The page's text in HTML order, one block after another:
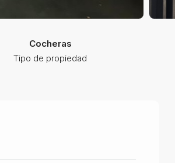
Cocheras
Tipo de propiedad